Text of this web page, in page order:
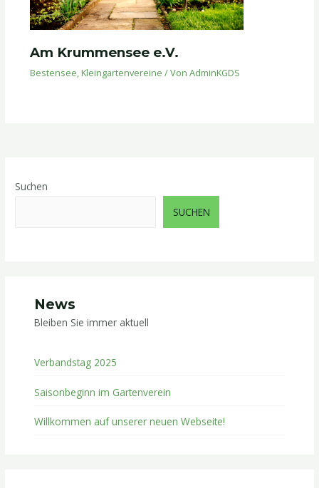
Am Krummensee e.V.
Bestensee, Kleingartenvereine / Von AdminKGDS
Suchen
SUCHEN
News
Bleiben Sie immer aktuell ​
Verbandstag 2025
Saisonbeginn im Gartenverein
Willkommen auf unserer neuen Webseite!